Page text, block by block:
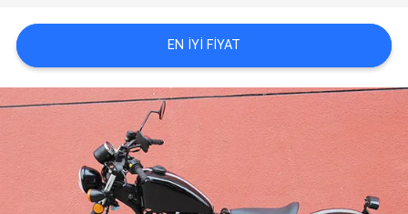
SITE
HARITASI
GIZLILIK
POLITIKASI
EN IYI FIYAT